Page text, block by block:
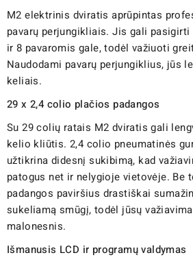
M2 elektrinis dviratis aprūpintas
pavarų perjungikliais. Jis gali
ir 8 pavaromis gale, todėl važiuoti
Naudodami pavarų perjungiklius, jūs
keliais.
29 x 2,4 colio plačios padangos
Su 29 colių ratais M2 dviratis gali
kelio kliūtis. 2,4 colio pneumatinės
užtikrina didesnį sukibimą, kad
patogus net ir nelygioje vietovėje. Be
padangos paviršius drastiškai
sukeliamą smūgį, todėl jūsų
malonesnis.
Išmanusis LCD ir programų valdymas